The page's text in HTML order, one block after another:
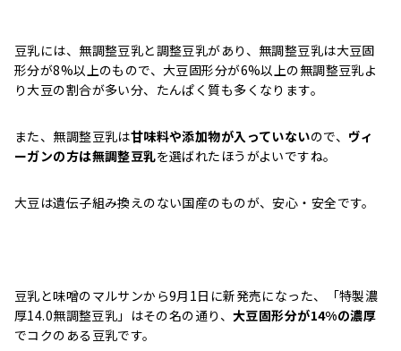
豆乳には、無調整豆乳と調整豆乳があり、無調整豆乳は大豆固
形分が8%以上のもので、大豆固形分が6%以上の無調整豆乳よ
り大豆の割合が多い分、たんぱく質も多くなります。
また、無調整豆乳は甘味料や添加物が入っていないので、 ヴィ
ーガンの方は無調整豆乳を選ばれたほうがよいですね。
大豆は遺伝子組み換えのない国産のものが、安心・安全です。
豆乳と味噌のマルサンから9月1日に新発売になった、「特製濃
厚14.0無調整豆乳」はその名の通り、 大豆固形分が14%の濃厚
でコクのある豆乳です。